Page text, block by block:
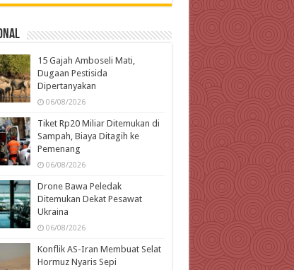
15 Gajah Amboseli Mati,
Dugaan Pestisida
Dipertanyakan
06/08/2026
Tiket Rp20 Miliar Ditemukan di
Sampah, Biaya Ditagih ke
Pemenang
06/08/2026
Drone Bawa Peledak
Ditemukan Dekat Pesawat
Ukraina
06/08/2026
Konflik AS-Iran Membuat Selat
Hormuz Nyaris Sepi